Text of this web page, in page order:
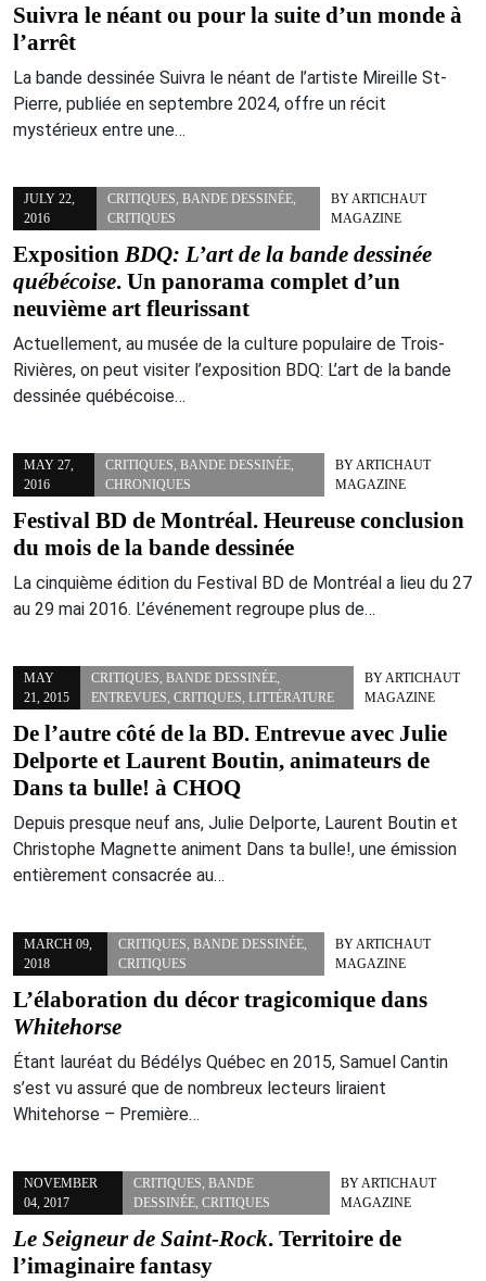
Suivra le néant ou pour la suite d’un monde à
l’arrêt
La bande dessinée Suivra le néant de l’artiste Mireille St-
Pierre, publiée en septembre 2024, offre un récit
mystérieux entre une…
JULY 22,
2016
CRITIQUES,BANDE DESSINÉE,
CRITIQUES
BYARTICHAUT
MAGAZINE
ExpositionBDQ: L’art de la bande dessinée
québécoise. Un panorama complet d’un
neuvième art fleurissant
Actuellement, au musée de la culture populaire de Trois-
Rivières, on peut visiter l’exposition BDQ: L’art de la bande
dessinée québécoise…
MAY 27,
2016
CRITIQUES, BANDE DESSINÉE,
CHRONIQUES
BYARTICHAUT
MAGAZINE
Festival BD de Montréal. Heureuse conclusion
du mois de la bande dessinée
La cinquième édition du Festival BD de Montréal a lieu du 27
au 29 mai 2016. L’événement regroupe plus de…
MAY
21, 2015
CRITIQUES,BANDE DESSINÉE,
ENTREVUES,CRITIQUES,LITTÉRATURE
BYARTICHAUT
MAGAZINE
De l’autre côté de la BD. Entrevue avec Julie
Delporte et Laurent Boutin, animateurs de
Dans ta bulle! à CHOQ
Depuis presque neuf ans, Julie Delporte, Laurent Boutin et
Christophe Magnette animent Dans ta bulle!, une émission
entièrement consacrée au…
MARCH 09,
2018
CRITIQUES,BANDE DESSINÉE,
CRITIQUES
BYARTICHAUT
MAGAZINE
L’élaboration du décor tragicomique dans
Whitehorse
Étant lauréat du Bédélys Québec en 2015, Samuel Cantin
s’est vu assuré que de nombreux lecteurs liraient
Whitehorse – Première…
NOVEMBER
04, 2017
CRITIQUES, BANDE
DESSINÉE, CRITIQUES
BYARTICHAUT
MAGAZINE
Le Seigneur de Saint-Rock. Territoire de
l’imaginaire fantasy